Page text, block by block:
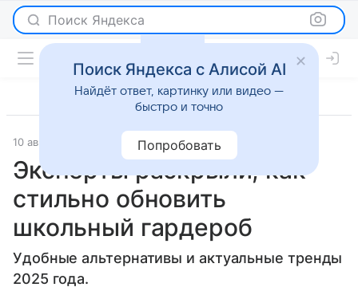
Поиск Яндекса
10 августа 2025 О важном
Эксперты раскрыли, как
стильно обновить
школьный гардероб
Удобные альтернативы и актуальные тренды
2025 года.
Поиск Яндекса с Алисой AI
Найдёт ответ, картинку или видео —
быстро и точно
Попробовать